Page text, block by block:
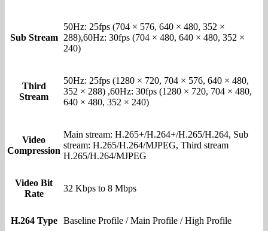
Sub Stream
50Hz: 25fps (704 × 576, 640 × 480, 352 ×
288),60Hz: 30fps (704 × 480, 640 × 480, 352 ×
240)
Third
Stream
50Hz: 25fps (1280 × 720, 704 × 576, 640 × 480,
352 × 288) ,60Hz: 30fps (1280 × 720, 704 × 480,
640 × 480, 352 × 240)
Video
Compression
Main stream: H.265+/H.264+/H.265/H.264, Sub
stream: H.265/H.264/MJPEG, Third stream
H.265/H.264/MJPEG
Video Bit
Rate
32 Kbps to 8 Mbps
H.264 Type Baseline Profile / Main Profile / High Profile